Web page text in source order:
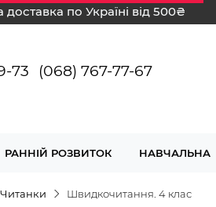
по Україні від 500₴
73 (068) 767-77-67
РАННІЙ РОЗВИТОК НАВЧАЛЬНА
Читанки Швидкочитання. 4 клас